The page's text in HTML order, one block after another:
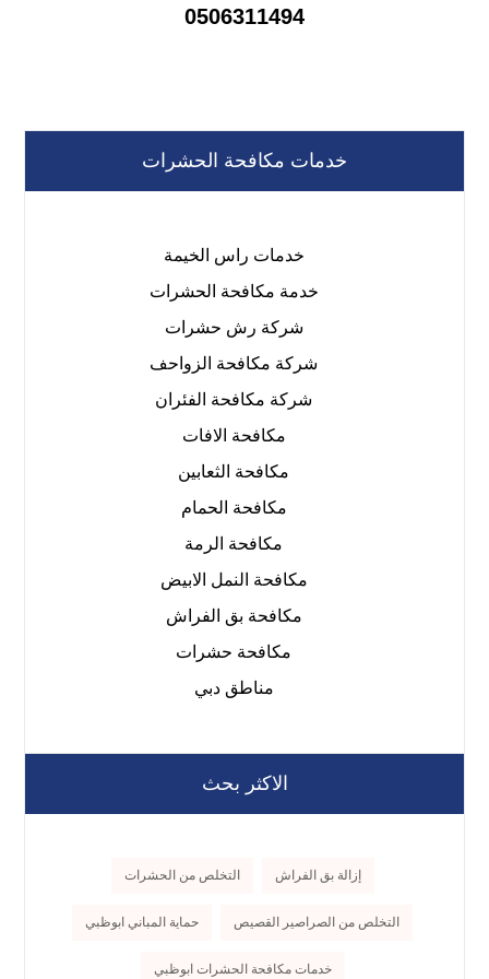
0506311494
خدمات مكافحة الحشرات
خدمات راس الخيمة
خدمة مكافحة الحشرات
شركة رش حشرات
شركة مكافحة الزواحف
شركة مكافحة الفئران
مكافحة الافات
مكافحة الثعابين
مكافحة الحمام
مكافحة الرمة
مكافحة النمل الابيض
مكافحة بق الفراش
مكافحة حشرات
مناطق دبي
الاكثر بحث
إزالة بق الفراش التخلص من الحشرات
التخلص من الصراصير القصيص حماية المباني ابوظبي
خدمات مكافحة الحشرات ابوظبي